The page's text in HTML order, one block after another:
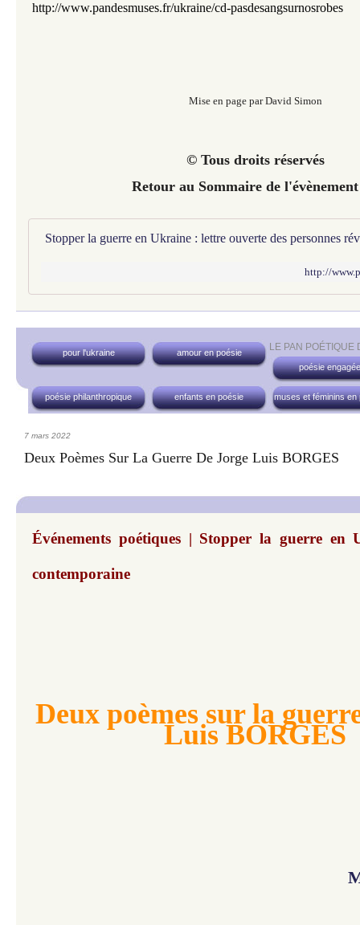
http://www.pandesmuses.fr/ukraine/cd-pasdesangsurnosrobes
Mise en page par David Simon
© Tous droits réservés
Retour au Sommaire de l'évènement
http://
LE PAN
pour l'ukraine
amour en poésie
poésie engagée
poésie philanthropique enfants en poésie muses et féminins en
7 mars 2022
Deux Poèmes Sur La Guerre De Jorge Luis BORGES
Événements poétiques | Stopper la guerre en
contemporaine
Deux poèmes sur la
Luis BORGES